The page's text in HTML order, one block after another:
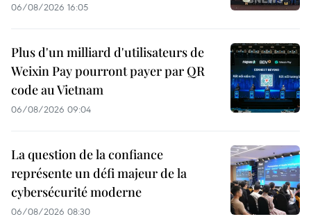
06/08/2026 16:05
Plus d'un milliard d'utilisateurs de
Weixin Pay pourront payer par QR
code au Vietnam
06/08/2026 09:04
La question de la confiance
représente un défi majeur de la
cybersécurité moderne
06/08/2026 08:30